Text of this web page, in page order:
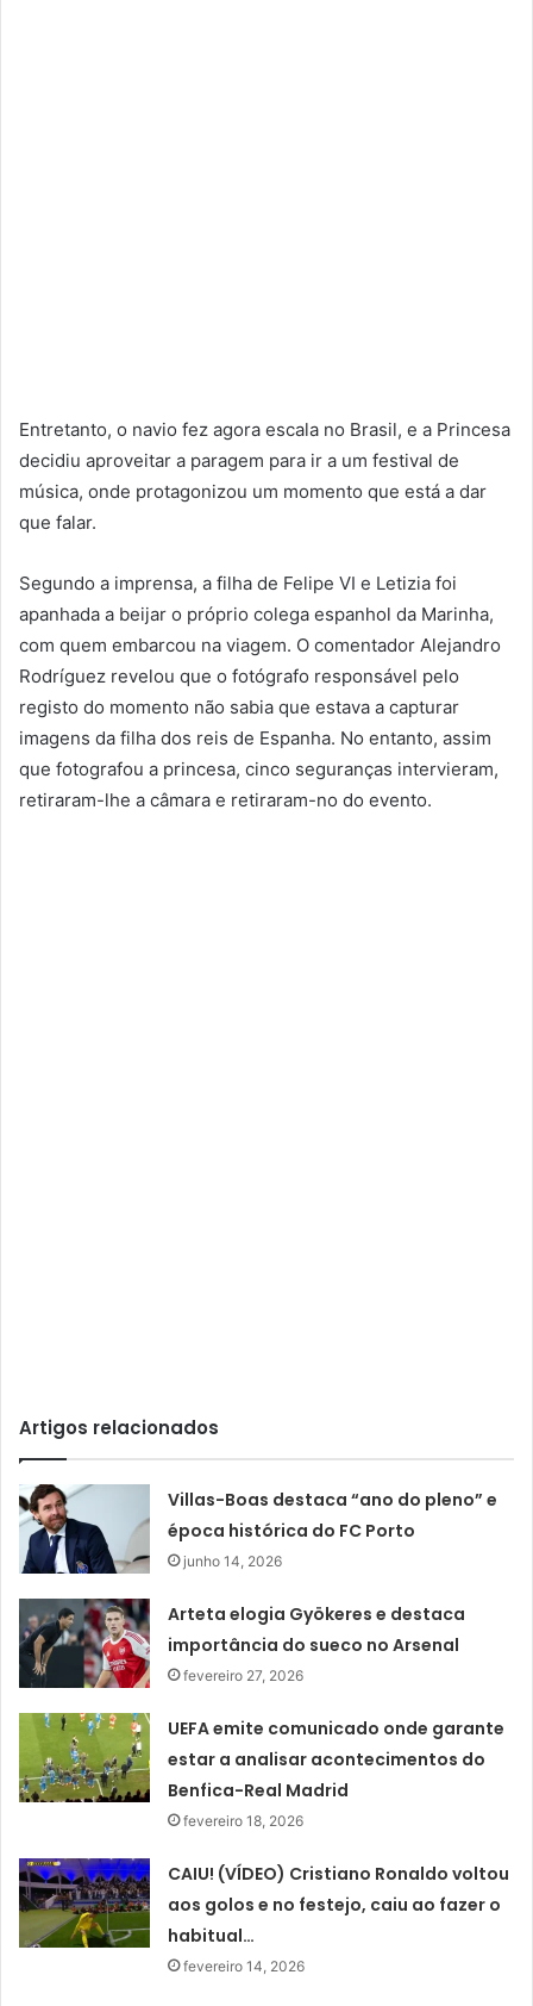
Entretanto, o navio fez agora escala no Brasil, e a Princesa
decidiu aproveitar a paragem para ir a um festival de
música, onde protagonizou um momento que está a dar
que falar.
Segundo a imprensa, a filha de Felipe VI e Letizia foi
apanhada a beijar o próprio colega espanhol da Marinha,
com quem embarcou na viagem. O comentador Alejandro
Rodríguez revelou que o fotógrafo responsável pelo
registo do momento não sabia que estava a capturar
imagens da filha dos reis de Espanha. No entanto, assim
que fotografou a princesa, cinco seguranças intervieram,
retiraram-lhe a câmara e retiraram-no do evento.
Artigos relacionados
Villas-Boas destaca “ano do pleno” e
época histórica do FC Porto
junho 14, 2026
Arteta elogia Gyökeres e destaca
importância do sueco no Arsenal
fevereiro 27, 2026
UEFA emite comunicado onde garante
estar a analisar acontecimentos do
Benfica-Real Madrid
fevereiro 18, 2026
CAIU! (VÍDEO) Cristiano Ronaldo voltou
aos golos e no festejo, caiu ao fazer o
habitual…
fevereiro 14, 2026